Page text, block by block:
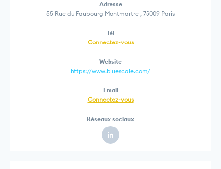
Adresse
55 Rue du Faubourg Montmartre , 75009 Paris
Tél
Connectez-vous
Website
https://www.bluescale.com/
Email
Connectez-vous
Réseaux sociaux